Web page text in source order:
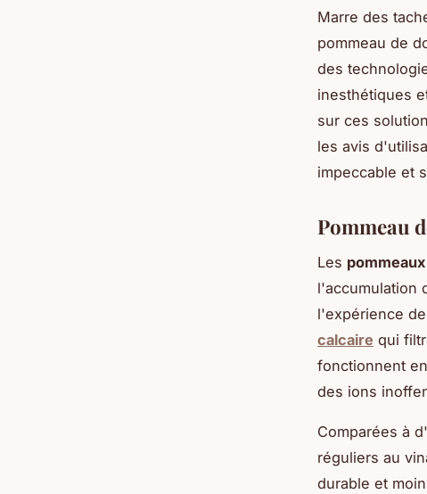
Marre des
pommeau de
des
inesthétiques
sur ces
les avis
impeccable et
Pommeau
Les
l'accumulation
l'expérience
calcaire qui
fonctionnent
des ions
Comparées à
réguliers au
durable et